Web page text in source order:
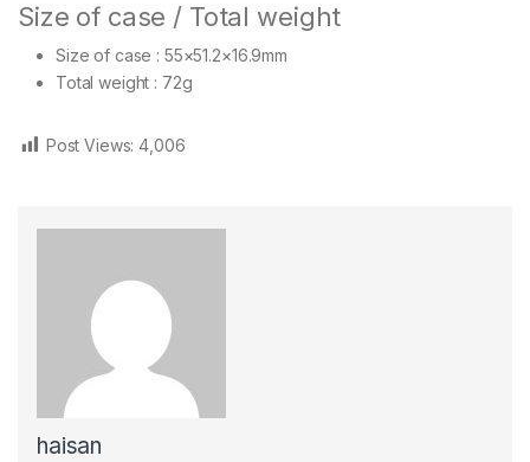
Size of case / Total weight
Size of case : 55×51.2×16.9mm
Total weight : 72g
Post Views: 4,006
haisan